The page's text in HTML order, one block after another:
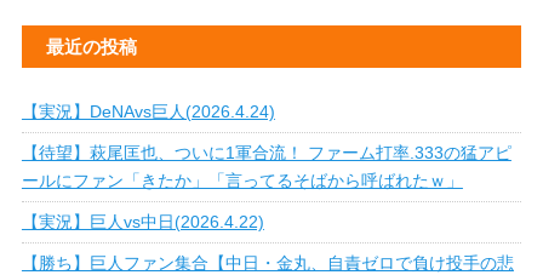
最近の投稿
【実況】DeNAvs巨人(2026.4.24)
【待望】萩尾匡也、ついに1軍合流！ ファーム打率.333の猛アピ
ールにファン「きたか」「言ってるそばから呼ばれたｗ」
【実況】巨人vs中日(2026.4.22)
【勝ち】巨人ファン集合【中日・金丸、自責ゼロで負け投手の悲